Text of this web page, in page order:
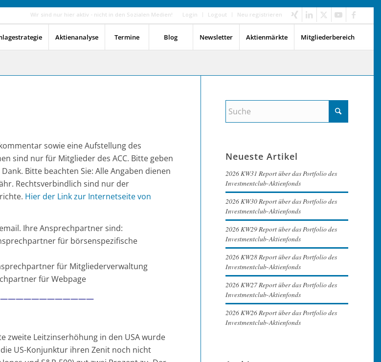
Login Logout Neu registrieren
Wir sind nur hier aktiv - nicht in den Sozialen Medien!
Aktienanalyse Termine Blog Newsletter Aktienmärkte Mitgliederbereich
sowie eine Aufstellung des
sind nur für Mitglieder des ACC. Bitte geben
Bitte beachten Sie: Alle Angaben dienen
Rechtsverbindlich sind nur der
Hier der Link zur Internetseite von
Ihre Ansprechpartner sind:
für börsenspezifische
für Mitgliederverwaltung
für Webpage
zweite Leitzinserhöhung in den USA wurde
US-Konjunktur ihren Zenit noch nicht
Neueste Artikel
2026 KW31 Report über das Portfolio des
Investmentclub-Aktienfonds
2026 KW30 Report über das Portfolio des
Investmentclub-Aktienfonds
2026 KW29 Report über das Portfolio des
Investmentclub-Aktienfonds
2026 KW28 Report über das Portfolio des
Investmentclub-Aktienfonds
2026 KW27 Report über das Portfolio des
Investmentclub-Aktienfonds
2026 KW26 Report über das Portfolio des
Investmentclub-Aktienfonds